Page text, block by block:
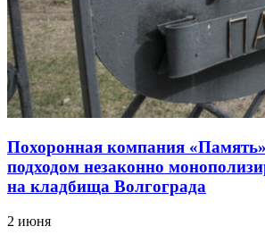
Похоронная компания
подходом незаконно
на кладбища Волгограда
2 июня